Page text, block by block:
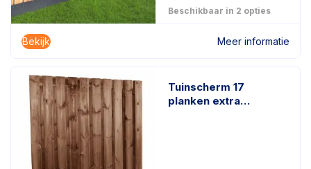
Beschikbaar in 2 opties
Bekijk Meer informatie
Tuinscherm 17
planken extra